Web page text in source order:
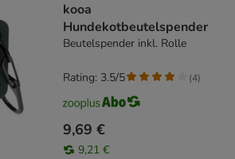
kooa
Hundekotbeutelspender
Beutelspender inkl. Rolle
9,69 €
9,21 €
Rating: 3.5/5 (4)